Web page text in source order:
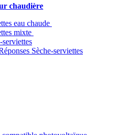
chaudière
eau chaude
mixte
serviettes
Sèche-serviettes